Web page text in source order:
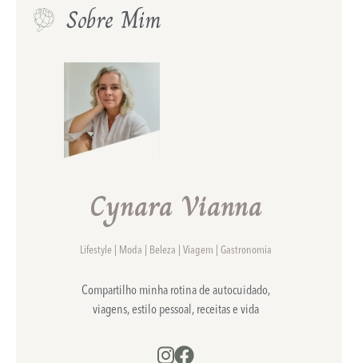
Sobre Mim
Cynara Vianna
Lifestyle | Moda | Beleza | Viagem | Gastronomia
Compartilho minha rotina de autocuidado,
viagens, estilo pessoal, receitas e vida